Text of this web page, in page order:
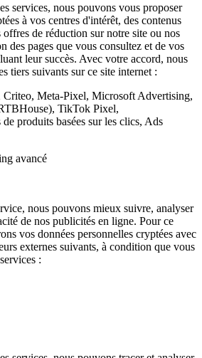
services, nous pouvons vous proposer
à vos centres d'intérêt, des contenus
offres de réduction sur notre site ou nos
des pages que vous consultez et de vos
leur succès. Avec votre accord, nous
tiers suivants sur ce site internet :
Meta-Pixel, Microsoft Advertising,
TikTok Pixel,
produits basées sur les clics, Ads
avancé
nous pouvons mieux suivre, analyser
de nos publicités en ligne. Pour ce
vos données personnelles cryptées avec
externes suivants, à condition que vous
: